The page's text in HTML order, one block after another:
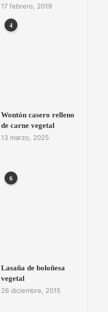
17 febrero, 2019
4
Wontón casero relleno
de carne vegetal
13 marzo, 2025
6
Lasaña de boloñesa
vegetal
26 diciembre, 2015